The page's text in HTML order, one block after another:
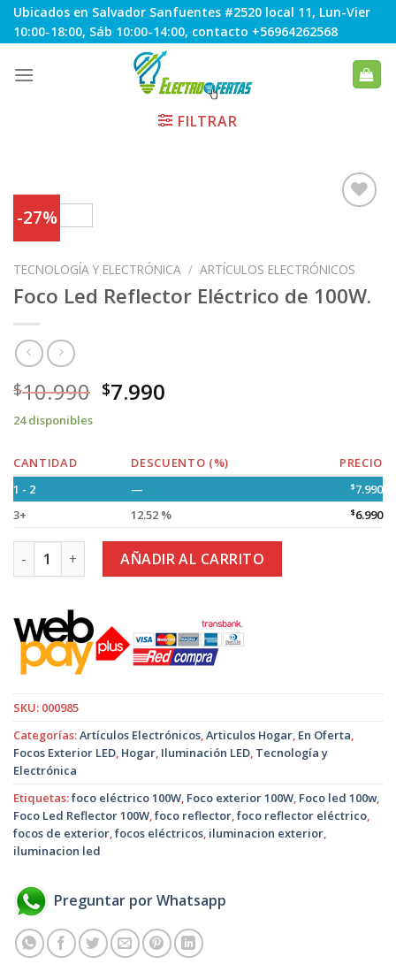
Skip
to
Ubicados en Salvador Sanfuentes #2520 local 11, Lun-Vier
10:00-18:00, Sáb 10:00-14:00, contacto +56964262568
FILTRAR
-27%
a
Favoritos
TECNOLOGÍA Y ELECTRÓNICA / ARTÍCULOS ELECTRÓNICOS
Foco Led Reflector Eléctrico de 100W.
$10.990 $7.990
24 disponibles
CANTIDAD DESCUENTO (%)
PRECIO
1 - 2
— $7.990
3+
12.52 % $6.990
Foco Led Reflector Eléctrico de 100W. cantidad
AÑADIR AL CARRITO
SKU: 000985
Categorías:Artículos Electrónicos,Articulos Hogar, En Oferta,
Focos Exterior LED, Hogar, Iluminación LED, Tecnología y
Electrónica
Etiquetas:foco eléctrico 100W, Foco exterior 100W, Foco led 100w,
Foco Led Reflector 100W,foco reflector,foco reflector eléctrico,
focos de exterior,focos eléctricos, iluminacion exterior,
iluminacion led
Preguntar por Whatsapp